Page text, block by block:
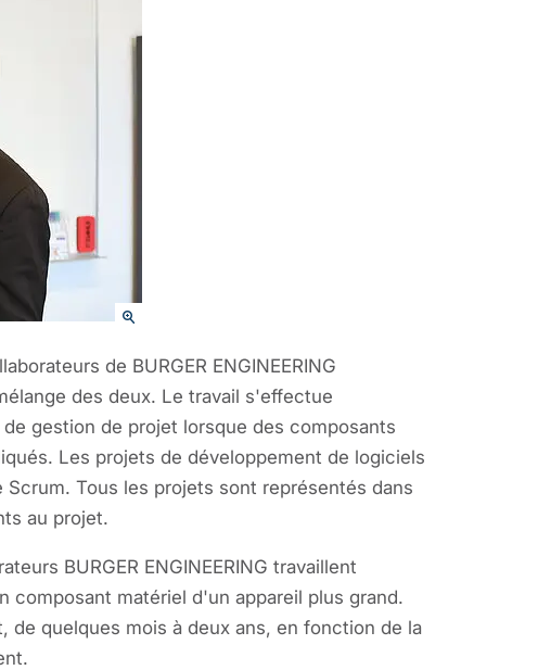
de BURGER ENGINEERING
des deux. Le travail s'effectue
gestion de projet lorsque des composants
Les projets de développement de logiciels
Tous les projets sont représentés dans
au projet.
BURGER ENGINEERING travaillent
matériel d'un appareil plus grand.
quelques mois à deux ans, en fonction de la